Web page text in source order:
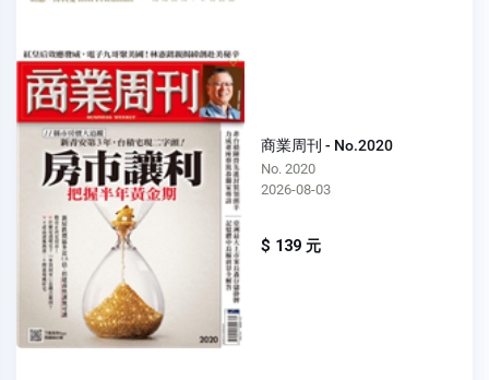
商業周刊 - No.2020
No. 2020
2026-08-03
$ 139 元